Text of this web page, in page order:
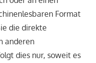
Format
die direkte
anderen
dies nur, soweit es